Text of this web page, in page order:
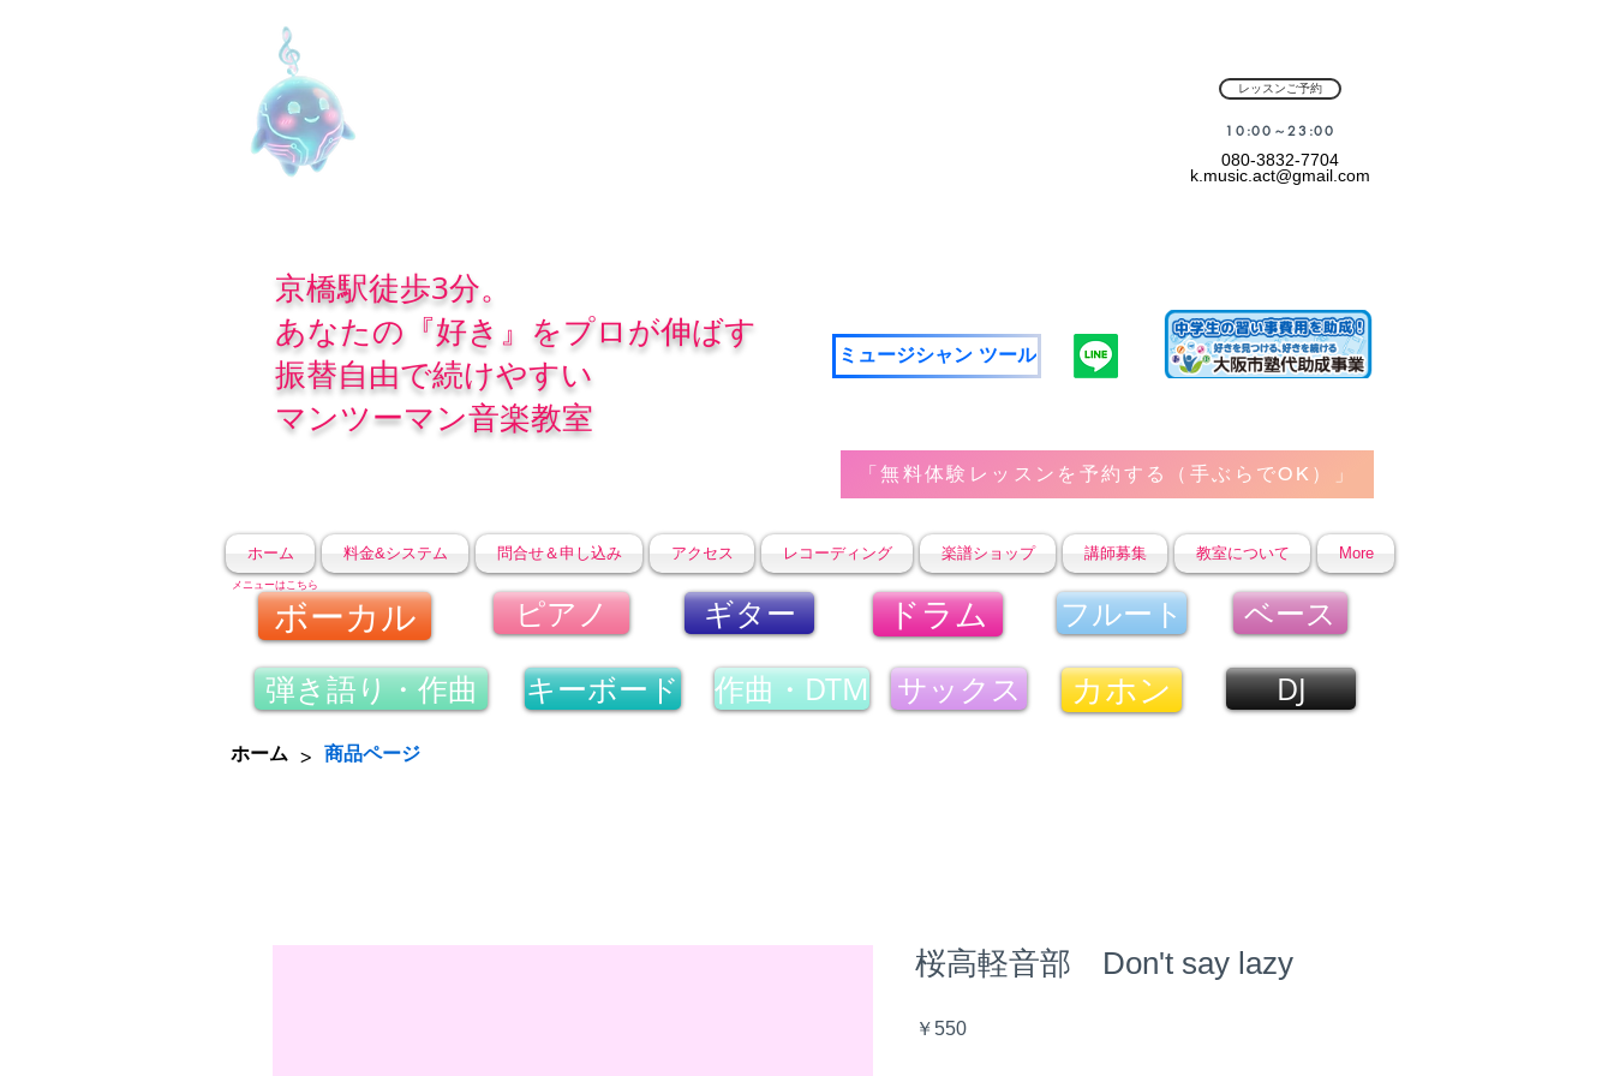
京橋駅徒歩3分。
あなたの『好き』をプロが伸ばす
振替自由で続けやすい
マンツーマン音楽教室
レッスンご予約
080-3832-7704
k.music.act@gmail.com
​10:00～23:00
ミュージシャン ツール
「無料体験レッスンを予約する（手ぶらでOK）」
ホーム 料金&システム 問合せ＆申し込み アクセス レコーディング 楽譜ショップ 講師募集 教室について More
メニューはこちら
ボーカル
弾き語り・作曲
ピアノ
キーボード
ギター
作曲・DTM
ドラム
サックス
フルート
カホン
ベース
DJ
ホーム > 商品ページ
桜高軽音部 Don't say lazy
￥550価